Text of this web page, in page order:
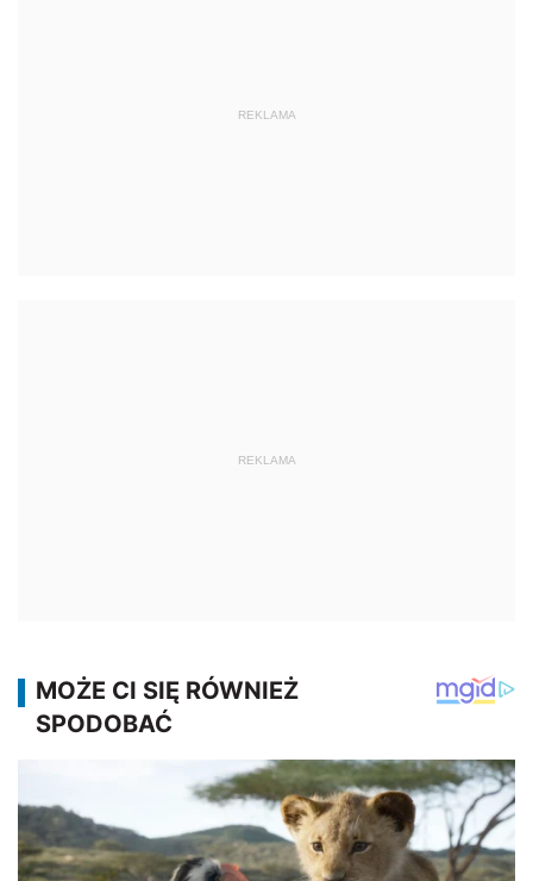
REKLAMA
REKLAMA